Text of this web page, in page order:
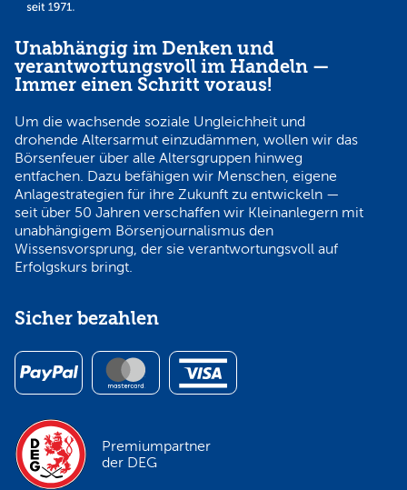
Unabhängig im Denken und
verantwortungsvoll im Handeln —
Immer einen Schritt voraus!
Um die wachsende soziale Ungleichheit und
drohende Altersarmut einzudämmen, wollen wir das
Börsenfeuer über alle Altersgruppen hinweg
entfachen. Dazu befähigen wir Menschen, eigene
Anlagestrategien für ihre Zukunft zu entwickeln —
seit über 50 Jahren verschaffen wir Kleinanlegern mit
unabhängigem Börsenjournalismus den
Wissensvorsprung, der sie verantwortungsvoll auf
Erfolgskurs bringt.
Sicher bezahlen
Premiumpartner
der DEG